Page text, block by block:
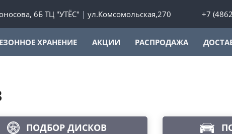
6Б ТЦ "УТЁС" ул.Комсомольская,270 +7
ХРАНЕНИЕ АКЦИИ РАСПРОДАЖА
ПОДБОР ДИСКОВ